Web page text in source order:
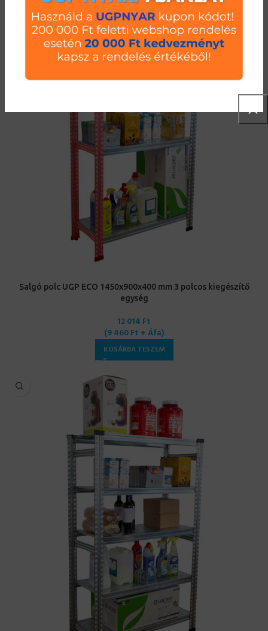
Salgó polc UGP ECO 1450x900x400 mm 3 polcos kiegészítő
egység
12 014 Ft
(9 460Ft + Áfa)
KOSÁRBA TESZEM